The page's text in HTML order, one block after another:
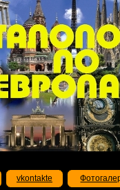
vkontakte